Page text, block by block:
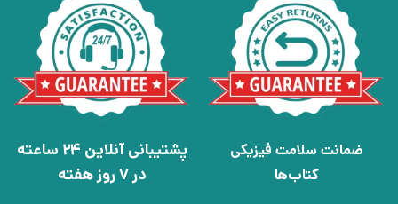
ضمانت سلامت فیزیکی
کتاب‌ها
پشتیبانی آنلاین 24 ساعته
در 7 روز هفته